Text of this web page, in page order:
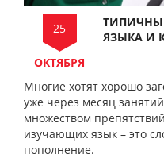
25
ОКТЯБРЯ
ЯЗЫКА И
Многие хотят хорошо
уже через месяц
множеством
изучающих язык – это
пополнение.